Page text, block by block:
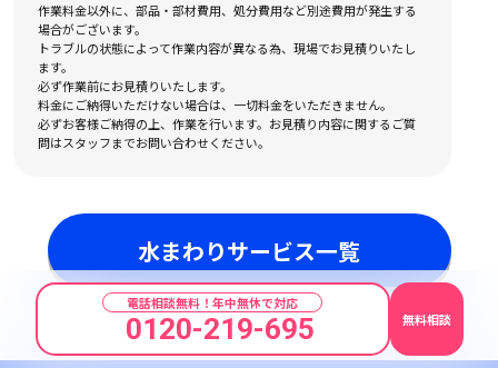
作業料金以外に、部品・部材費用、処分費用など別途費用が発生する
場合がございます。
トラブルの状態によって作業内容が異なる為、現場でお見積りいたし
ます。
必ず作業前にお見積りいたします。
料金にご納得いただけない場合は、一切料金をいただきません。
必ずお客様ご納得の上、作業を行います。お見積り内容に関するご質
問はスタッフまでお問い合わせください。
水まわりサービス一覧
電話相談無料！年中無休で対応
0120-219-695 無料相談